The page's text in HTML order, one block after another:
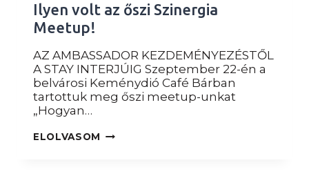
Ilyen volt az őszi Szinergia
Meetup!
AZ AMBASSADOR KEZDEMÉNYEZÉSTŐL
A STAY INTERJÚIG Szeptember 22-én a
belvárosi Keménydió Café Bárban
tartottuk meg őszi meetup-unkat
„Hogyan…
ELOLVASOM ILYEN